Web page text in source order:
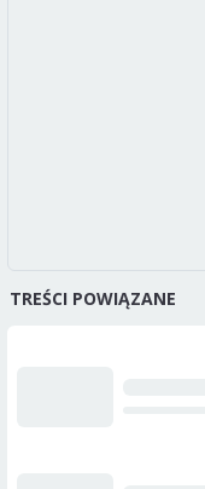
TREŚCI POWIĄZANE